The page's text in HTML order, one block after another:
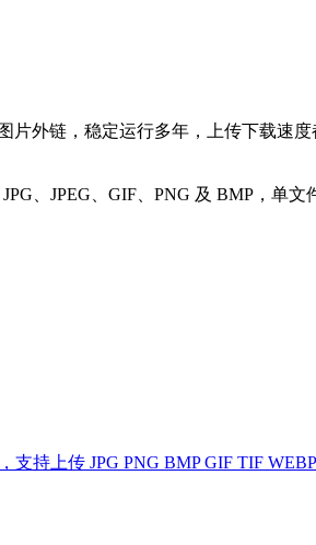
片外链，稳定运行多年，上传下载速度
、JPEG、GIF、PNG 及 BMP，单
持上传 JPG PNG BMP GIF TIF